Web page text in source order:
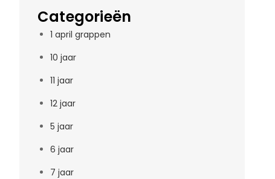
Categorieën
1 april grappen
10 jaar
11 jaar
12 jaar
5 jaar
6 jaar
7 jaar